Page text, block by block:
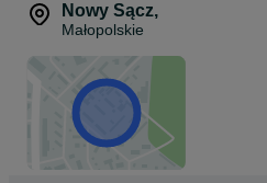
Nowy Sącz,
Małopolskie